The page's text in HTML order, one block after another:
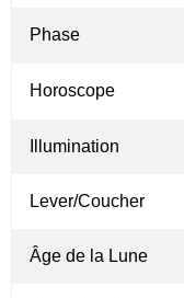
Phase
Horoscope
Illumination
Lever/Coucher
Âge de la Lune